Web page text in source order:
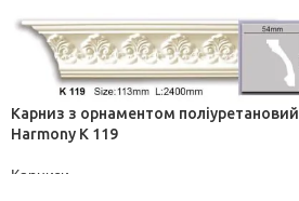
Карниз з орнаментом поліуретановий
Harmony K 119
Карнизи